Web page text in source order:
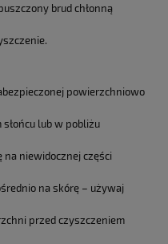
brud chłonną
powierzchniowo
lub w pobliżu
na niewidocznej części
na skórę – używaj
przed czyszczeniem